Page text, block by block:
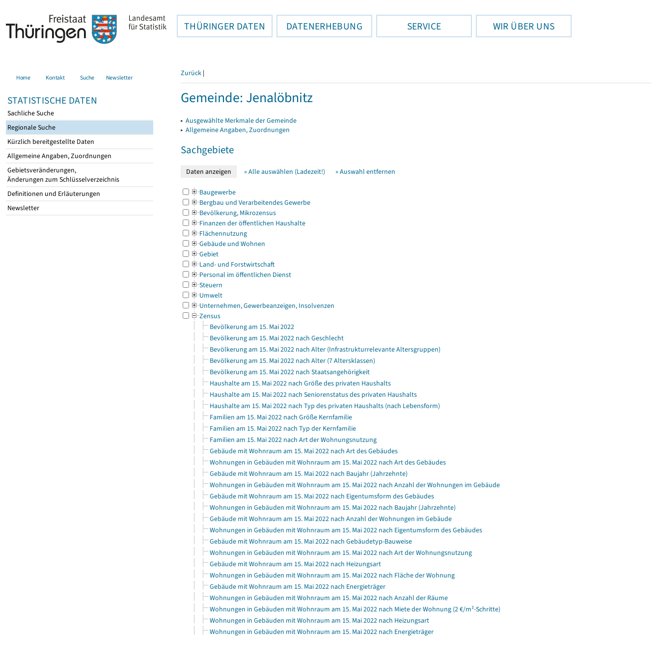
THÜRINGER DATEN DATENERHEBUNG SERVICE WIR ÜBER UNS
Home Kontakt Suche Newsletter
STATISTISCHE DATEN
Sachliche Suche
Regionale Suche
Kürzlich bereitgestellte Daten
Allgemeine Angaben, Zuordnungen
Gebietsveränderungen,
Änderungen zum Schlüsselverzeichnis
Definitionen und Erläuterungen
Newsletter
Zurück |
Gemeinde: Jenalöbnitz
▸ Ausgewählte Merkmale der Gemeinde
▸ Allgemeine Angaben, Zuordnungen
Sachgebiete
» Alle auswählen (Ladezeit!) » Auswahl entfernen
Baugewerbe
Bergbau und Verarbeitendes Gewerbe
Bevölkerung, Mikrozensus
Finanzen der öffentlichen Haushalte
Flächennutzung
Gebäude und Wohnen
Gebiet
Land- und Forstwirtschaft
Personal im öffentlichen Dienst
Steuern
Umwelt
Unternehmen, Gewerbeanzeigen, Insolvenzen
Zensus
Bevölkerung am 15. Mai 2022
Bevölkerung am 15. Mai 2022 nach Geschlecht
Bevölkerung am 15. Mai 2022 nach Alter (Infrastrukturrelevante Altersgruppen)
Bevölkerung am 15. Mai 2022 nach Alter (7 Altersklassen)
Bevölkerung am 15. Mai 2022 nach Staatsangehörigkeit
Haushalte am 15. Mai 2022 nach Größe des privaten Haushalts
Haushalte am 15. Mai 2022 nach Seniorenstatus des privaten Haushalts
Haushalte am 15. Mai 2022 nach Typ des privaten Haushalts (nach Lebensform)
Familien am 15. Mai 2022 nach Größe Kernfamilie
Familien am 15. Mai 2022 nach Typ der Kernfamilie
Familien am 15. Mai 2022 nach Art der Wohnungsnutzung
Gebäude mit Wohnraum am 15. Mai 2022 nach Art des Gebäudes
Wohnungen in Gebäuden mit Wohnraum am 15. Mai 2022 nach Art des Gebäudes
Gebäude mit Wohnraum am 15. Mai 2022 nach Baujahr (Jahrzehnte)
Wohnungen in Gebäuden mit Wohnraum am 15. Mai 2022 nach Anzahl der Wohnungen im Gebäude
Gebäude mit Wohnraum am 15. Mai 2022 nach Eigentumsform des Gebäudes
Wohnungen in Gebäuden mit Wohnraum am 15. Mai 2022 nach Baujahr (Jahrzehnte)
Gebäude mit Wohnraum am 15. Mai 2022 nach Anzahl der Wohnungen im Gebäude
Wohnungen in Gebäuden mit Wohnraum am 15. Mai 2022 nach Eigentumsform des Gebäudes
Gebäude mit Wohnraum am 15. Mai 2022 nach Gebäudetyp-Bauweise
Wohnungen in Gebäuden mit Wohnraum am 15. Mai 2022 nach Art der Wohnungsnutzung
Gebäude mit Wohnraum am 15. Mai 2022 nach Heizungsart
Wohnungen in Gebäuden mit Wohnraum am 15. Mai 2022 nach Fläche der Wohnung
Gebäude mit Wohnraum am 15. Mai 2022 nach Energieträger
Wohnungen in Gebäuden mit Wohnraum am 15. Mai 2022 nach Anzahl der Räume
Wohnungen in Gebäuden mit Wohnraum am 15. Mai 2022 nach Miete der Wohnung (2 €/m²-Schritte)
Wohnungen in Gebäuden mit Wohnraum am 15. Mai 2022 nach Heizungsart
Wohnungen in Gebäuden mit Wohnraum am 15. Mai 2022 nach Energieträger